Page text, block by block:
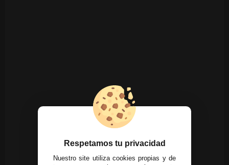
Respetamos tu privacidad
Nuestro site utiliza cookies propias y de